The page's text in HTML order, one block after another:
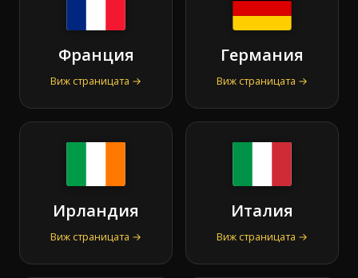
Франция
Виж страницата →
Германия
Виж страницата →
Ирландия
Виж страницата →
Италия
Виж страницата →